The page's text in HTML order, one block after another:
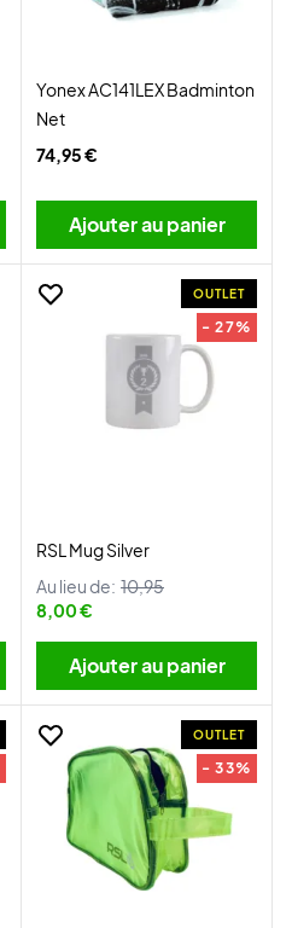
Yonex AC141LEX Badminton
Net
74,95 €
Ajouter au panier
OUTLET
- 27%
RSL Mug Silver
Au lieu de: 10,95
8,00 €
Ajouter au panier
OUTLET
- 33%